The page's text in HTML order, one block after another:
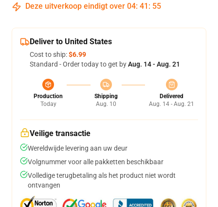
Deze uitverkoop eindigt over 04: 41 : 54
Deliver to United States
Cost to ship:$6.99
Standard - Order today to get byAug. 14 - Aug. 21
Production
Today
Shipping
Aug. 10
Delivered
Aug. 14 - Aug. 21
Veilige transactie
Wereldwijde levering aan uw deur
Volgnummer voor alle pakketten beschikbaar
Volledige terugbetaling als het product niet wordt
ontvangen